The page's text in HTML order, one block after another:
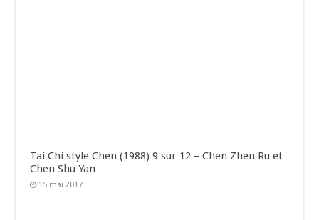
Tai Chi style Chen (1988) 9 sur 12 – Chen Zhen Ru et
Chen Shu Yan
15 mai 2017